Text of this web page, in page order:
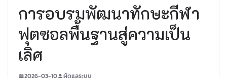
การอบรมพัฒนาทักษะกีฬา
ฟุตซอลพื้นฐานสู่ความเป็น
เลิศ
2026-03-10 ผู้ดูแลระบบ